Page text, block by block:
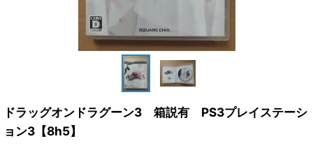
ドラッグオンドラグーン3 箱説有 PS3プレイステーシ
ョン3【8h5】